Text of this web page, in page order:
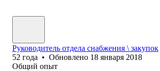
Руководитель отдела снабжения \ закупок
52 года • Обновлено 18 января 2018
Общий опыт